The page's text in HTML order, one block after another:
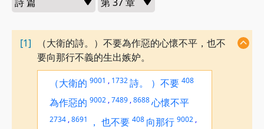
[1]
（大衛的詩。）不要為作惡的心懷不平，也不
要向那行不義的生出嫉妒。
（大衛的 9001 , 1732詩。 ）不要 408
為作惡的 9002 ,7489 ,8688心懷不平
2734 ,8691 ， 也不要 408 向那行 9002 ,